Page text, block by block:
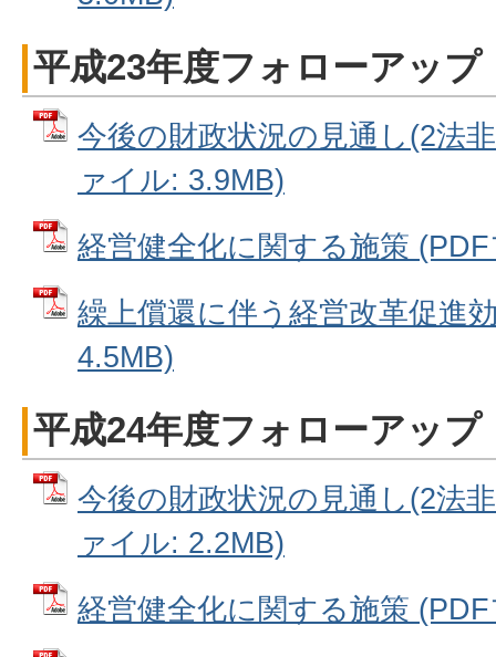
平成23年度フォローアップ
今後の財政状況の見通し(2法
ァイル: 3.9MB)
経営健全化に関する施策
繰上償還に伴う経営改革促進
4.5MB)
平成24年度フォローアップ
今後の財政状況の見通し(2法
ァイル: 2.2MB)
経営健全化に関する施策